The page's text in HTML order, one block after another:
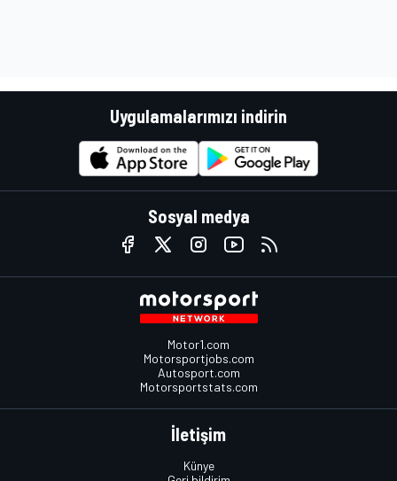
Uygulamalarımızı indirin
Sosyal medya
Motor1.com
Motorsportjobs.com
Autosport.com
Motorsportstats.com
İletişim
Künye